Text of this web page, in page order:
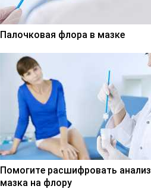
Палочковая флора в мазке
Помогите расшифровать анализ
мазка на флору